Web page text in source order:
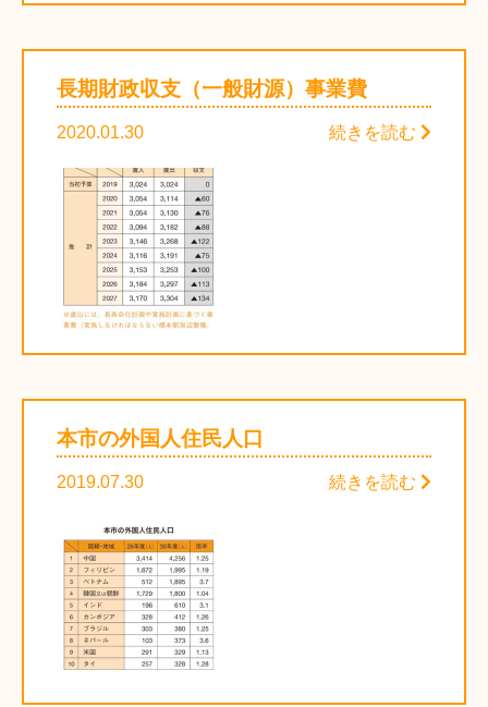
長期財政収支（一般財源）事業費
2020.01.30 続きを読む
本市の外国人住民人口
2019.07.30 続きを読む